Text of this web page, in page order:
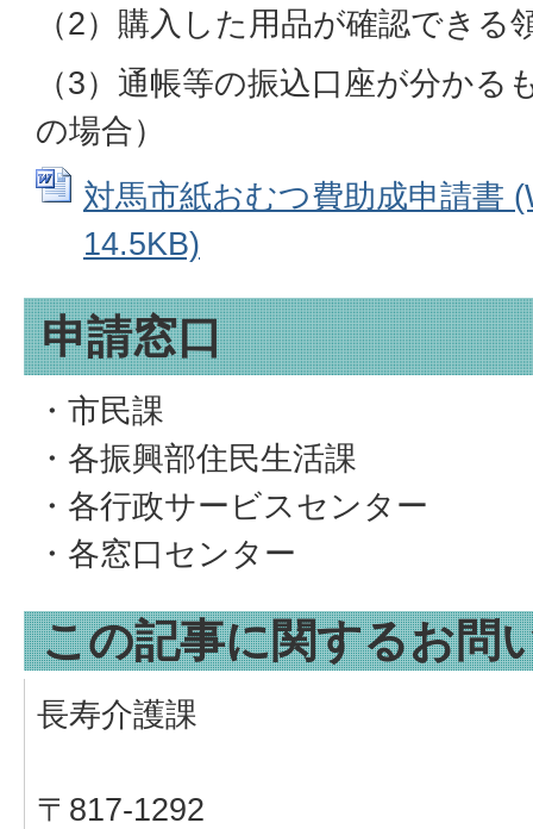
（2）購入した用品が確認できる
（3）通帳等の振込口座が分かる
の場合）
対馬市紙おむつ費助成申請書
14.5KB)
申請窓口
・市民課
・各振興部住民生活課
・各行政サービスセンター
・各窓口センター
この記事に関するお問
長寿介護課
〒817-1292